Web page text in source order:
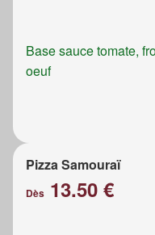
Base sauce tomate,
oeuf
Pizza Samouraï
Dès 13.50 €